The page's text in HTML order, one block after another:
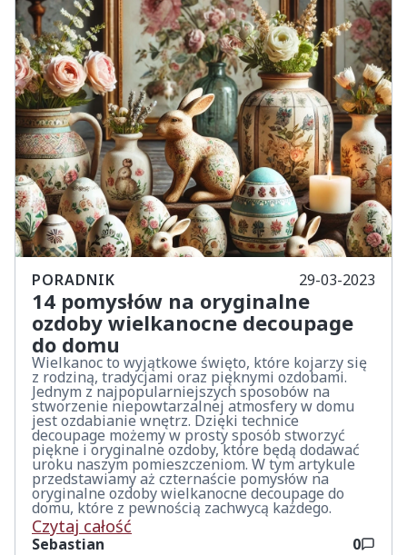
PORADNIK 29-03-2023
14 pomysłów na oryginalne
ozdoby wielkanocne decoupage
do domu
Wielkanoc to wyjątkowe święto, które kojarzy się
z rodziną, tradycjami oraz pięknymi ozdobami.
Jednym z najpopularniejszych sposobów na
stworzenie niepowtarzalnej atmosfery w domu
jest ozdabianie wnętrz. Dzięki technice
decoupage możemy w prosty sposób stworzyć
piękne i oryginalne ozdoby, które będą dodawać
uroku naszym pomieszczeniom. W tym artykule
przedstawiamy aż czternaście pomysłów na
oryginalne ozdoby wielkanocne decoupage do
domu, które z pewnością zachwycą każdego.
Czytaj całość
Sebastian 0